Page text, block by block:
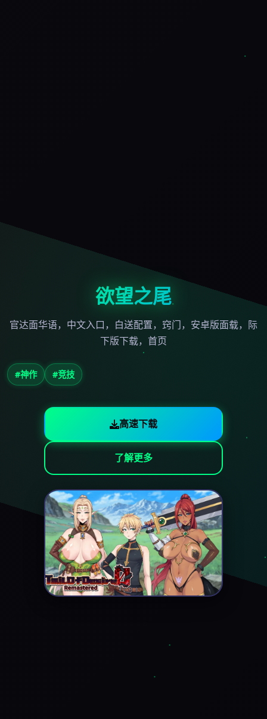
欲望之尾
官达面华语，中文入口，白送配置，窍门，安卓版面载，际
下版下载，首页
#神作 #竞技
高速下载
了解更多